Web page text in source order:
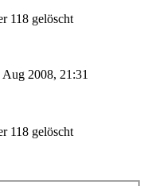
118 gelöscht
Aug 2008, 21:31
118 gelöscht